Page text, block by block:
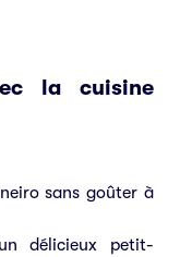
la cuisine
sans goûter à
délicieux petit-